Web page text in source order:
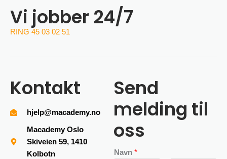
Vi jobber 24/7
RING 45 03 02 51
Kontakt
hjelp@macademy.no
Macademy Oslo
Skiveien 59, 1410
Kolbotn
Send
melding til
oss
Navn *